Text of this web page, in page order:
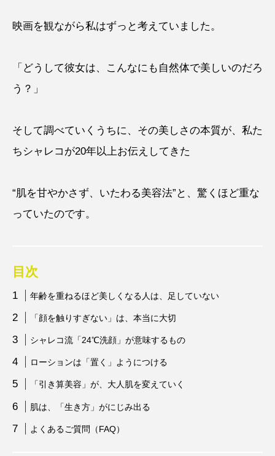
映画を観ながら私はずっと考えていました。
「どうして彼女は、こんなにも自然体で美しいのだろ
う？」
そして調べていくうちに、その美しさの本質が、私た
ちシャレコが20年以上お伝えしてきた
“肌を甘やかさず、いたわる美容法”と、驚くほど重な
っていたのです。
目次
年齢を重ねるほど美しくなる人は、足していない
「顔を触りすぎない」は、本当に大切
シャレコ流「24℃洗顔」が意味するもの
ローションは「置く」ようにつける
「引き算美容」が、大人肌を変えていく
肌は、「生き方」がにじみ出る
よくあるご質問（FAQ）